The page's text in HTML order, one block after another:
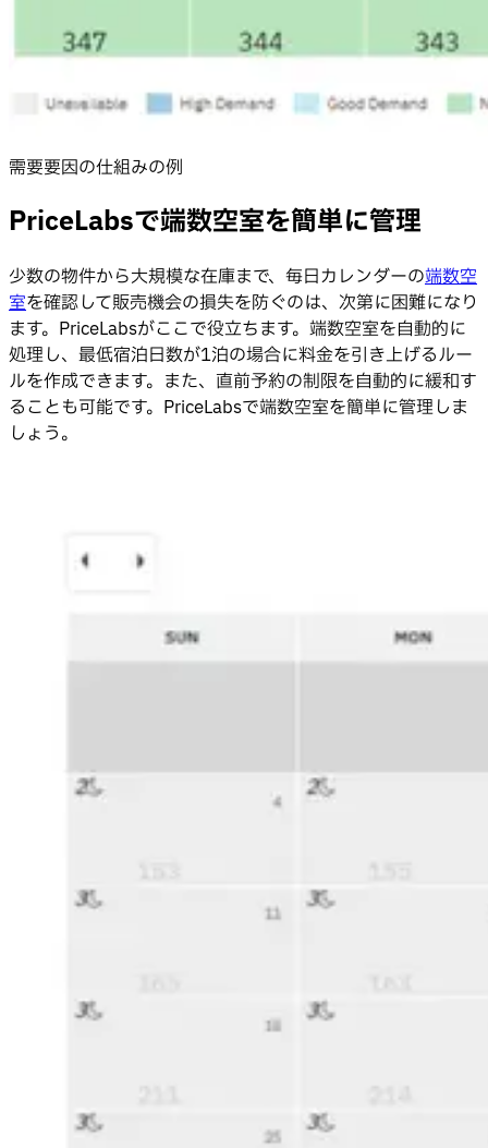
需要要因の仕組みの例
PriceLabsで端数空室を簡単に管理
少数の物件から大規模な在庫まで、毎日カレンダーの端数空
室を確認して販売機会の損失を防ぐのは、次第に困難になり
ます。PriceLabsがここで役立ちます。端数空室を自動的に
処理し、最低宿泊日数が1泊の場合に料金を引き上げるルー
ルを作成できます。また、直前予約の制限を自動的に緩和す
ることも可能です。PriceLabsで端数空室を簡単に管理しま
しょう。